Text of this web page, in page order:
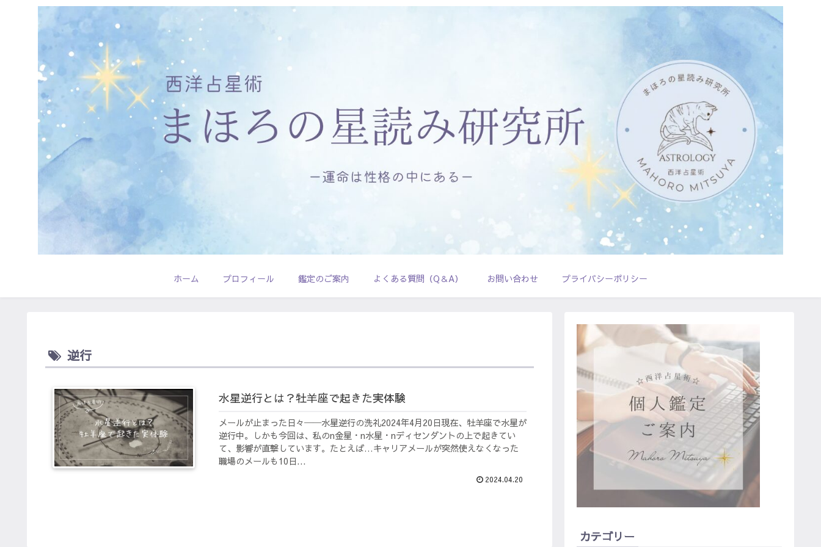
ホーム プロフィール 鑑定のご案内 よくある質問（Q＆A） お問い合わせ プライバシーポリシー
逆行
水星逆行とは？牡羊座で起きた実体験
メールが止まった日々──水星逆行の洗礼2024年4月20日現在、牡羊座で水星が
逆行中。しかも今回は、私のn金星・n水星・nディセンダントの上で起きてい
て、影響が直撃しています。たとえば…キャリアメールが突然使えなくなった
職場のメールも10日...
2024.04.20
カテゴリー